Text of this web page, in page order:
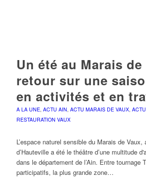
Un été au Marais de
retour sur une
en activités et en
A LA UNE, ACTU AIN ACTU MARAIS DE VAUX,
RESTAURATION VAUX
L’espace naturel sensible du Marais de
d’Hauteville a été le théâtre d’une multitude
dans le département de l’Ain. Entre tournage
participatifs, la plus grande zone…